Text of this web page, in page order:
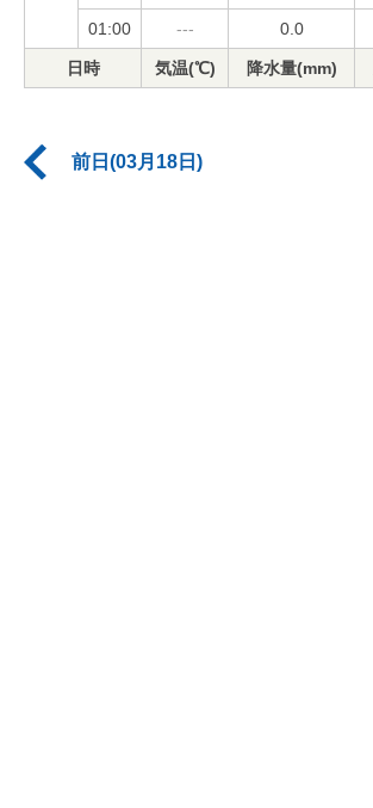
01:00 --- 0.0
日時 気温(℃) 降水量(mm)
前日(03月18日)